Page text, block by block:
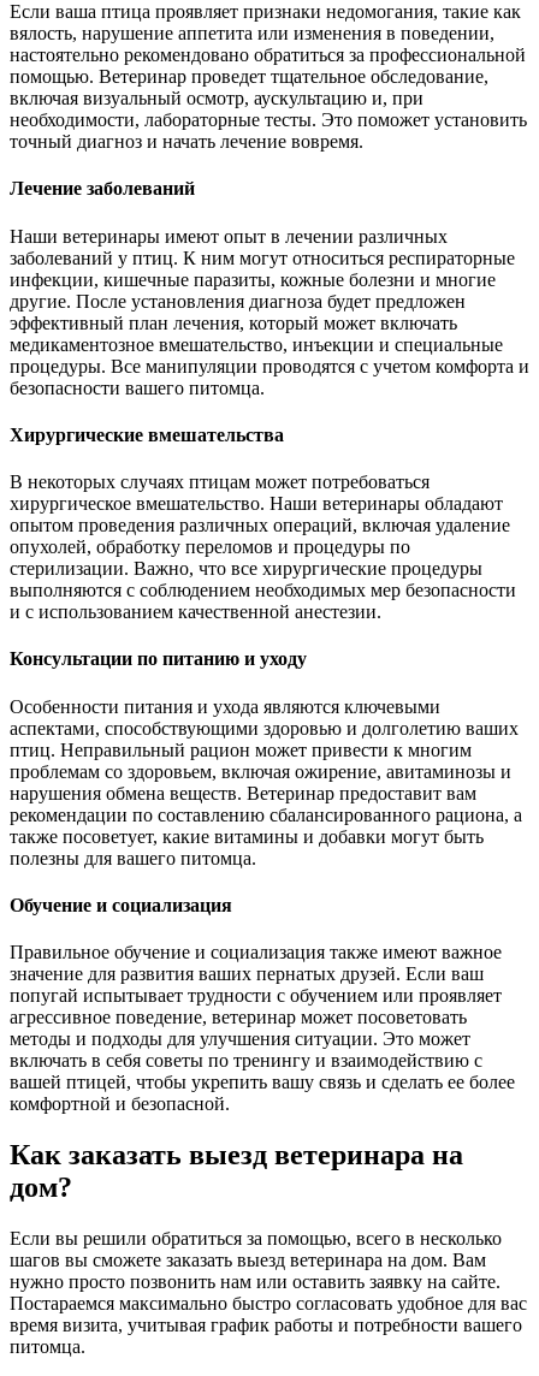
Если ваша птица проявляет признаки недомогания, такие как
вялость, нарушение аппетита или изменения в поведении,
настоятельно рекомендовано обратиться за профессиональной
помощью. Ветеринар проведет тщательное обследование,
включая визуальный осмотр, аускультацию и, при
необходимости, лабораторные тесты. Это поможет установить
точный диагноз и начать лечение вовремя.
Лечение заболеваний
Наши ветеринары имеют опыт в лечении различных
заболеваний у птиц. К ним могут относиться респираторные
инфекции, кишечные паразиты, кожные болезни и многие
другие. После установления диагноза будет предложен
эффективный план лечения, который может включать
медикаментозное вмешательство, инъекции и специальные
процедуры. Все манипуляции проводятся с учетом комфорта и
безопасности вашего питомца.
Хирургические вмешательства
В некоторых случаях птицам может потребоваться
хирургическое вмешательство. Наши ветеринары обладают
опытом проведения различных операций, включая удаление
опухолей, обработку переломов и процедуры по
стерилизации. Важно, что все хирургические процедуры
выполняются с соблюдением необходимых мер безопасности
и с использованием качественной анестезии.
Консультации по питанию и уходу
Особенности питания и ухода являются ключевыми
аспектами, способствующими здоровью и долголетию ваших
птиц. Неправильный рацион может привести к многим
проблемам со здоровьем, включая ожирение, авитаминозы и
нарушения обмена веществ. Ветеринар предоставит вам
рекомендации по составлению сбалансированного рациона, а
также посоветует, какие витамины и добавки могут быть
полезны для вашего питомца.
Обучение и социализация
Правильное обучение и социализация также имеют важное
значение для развития ваших пернатых друзей. Если ваш
попугай испытывает трудности с обучением или проявляет
агрессивное поведение, ветеринар может посоветовать
методы и подходы для улучшения ситуации. Это может
включать в себя советы по тренингу и взаимодействию с
вашей птицей, чтобы укрепить вашу связь и сделать ее более
комфортной и безопасной.
Как заказать выезд ветеринара на
дом?
Если вы решили обратиться за помощью, всего в несколько
шагов вы сможете заказать выезд ветеринара на дом. Вам
нужно просто позвонить нам или оставить заявку на сайте.
Постараемся максимально быстро согласовать удобное для вас
время визита, учитывая график работы и потребности вашего
питомца.